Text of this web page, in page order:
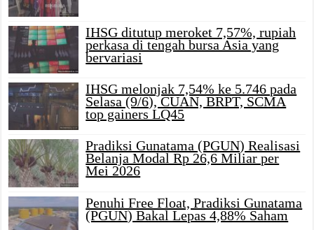
IHSG ditutup meroket 7,57%, rupiah
perkasa di tengah bursa Asia yang
bervariasi
IHSG melonjak 7,54% ke 5.746 pada
Selasa (9/6), CUAN, BRPT, SCMA
top gainers LQ45
Pradiksi Gunatama (PGUN) Realisasi
Belanja Modal Rp 26,6 Miliar per
Mei 2026
Penuhi Free Float, Pradiksi Gunatama
(PGUN) Bakal Lepas 4,88% Saham